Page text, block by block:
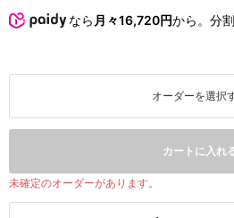
なら 月々16,720円から。分
オーダーを選択
カートに入れ
未確定のオーダーがあります。